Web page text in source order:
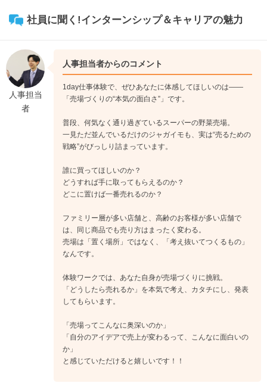
社員に聞く!インターンシップ＆キャリアの魅力
人事担当
者
人事担当者からのコメント
1day仕事体験で、ぜひあなたに体感してほしいのは――
「売場づくりの“本気の面白さ”」です。
普段、何気なく通り過ぎているスーパーの野菜売場。
一見ただ並んでいるだけのジャガイモも、実は“売るための
戦略”がびっしり詰まっています。
誰に買ってほしいのか？
どうすれば手に取ってもらえるのか？
どこに置けば一番売れるのか？
ファミリー層が多い店舗と、高齢のお客様が多い店舗で
は、同じ商品でも売り方はまったく変わる。
売場は「置く場所」ではなく、「考え抜いてつくるもの」
なんです。
体験ワークでは、あなた自身が売場づくりに挑戦。
「どうしたら売れるか」を本気で考え、カタチにし、発表
してもらいます。
「売場ってこんなに奥深いのか」
「自分のアイデアで売上が変わるって、こんなに面白いの
か」
と感じていただけると嬉しいです！！